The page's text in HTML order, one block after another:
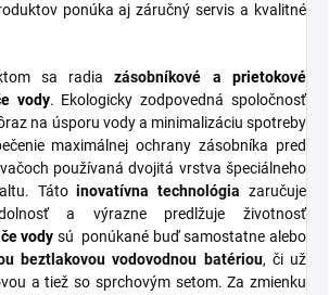
ponúka aj záručný servis a kvalitné
sa radiazásobníkové aprietokové
vody. Ekologicky zodpovedná spoločnosť
na úsporu vody a minimalizáciu spotreby
maximálnej ochrany zásobníka pred
používaná dvojitá vrstva špeciálneho
Tátoinovatívna technológia zaručuje
a výrazne predlžuje životnosť
vody sú ponúkané buď samostatne alebo
beztlakovou vodovodnou batériou, či už
a tiež so sprchovým setom. Za zmienku